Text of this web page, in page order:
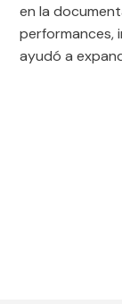
en la
performances,
ayudó a